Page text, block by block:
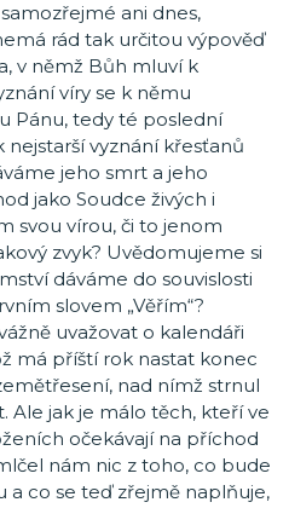
ani dnes,
rád tak určitou výpověď
v němž Bůh mluví k
víry se k němu
Pánu, tedy té poslední
nejstarší vyznání křesťanů
jeho smrt a jeho
jako Soudce živých i
svou vírou, či to jenom
zvyk? Uvědomujeme si
dáváme do souvislosti
slovem „Věřím“?
uvažovat o kalendáři
má příští rok nastat konec
nad nímž strnul
Ale jak je málo těch, kteří ve
očekávají na příchod
nám nic z toho, co bude
co se teď zřejmě naplňuje,